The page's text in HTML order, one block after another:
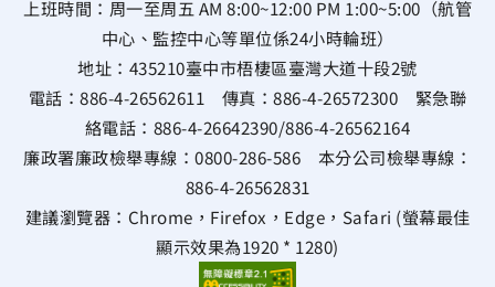
上班時間：周一至周五 AM 8:00~12:00 PM 1:00~5:00（航管
中心、監控中心等單位係24小時輪班）
地址： 435210臺中市梧棲區臺灣大道十段2號
電話：886-4-26562611 傳真：886-4-26572300 緊急聯
絡電話： 886-4-26642390/886-4-26562164
廉政署廉政檢舉專線： 0800-286-586 本分公司檢舉專線：
886-4-26562831
建議瀏覽器：Chrome，Firefox，Edge，Safari (螢幕最佳
顯示效果為1920 * 1280)